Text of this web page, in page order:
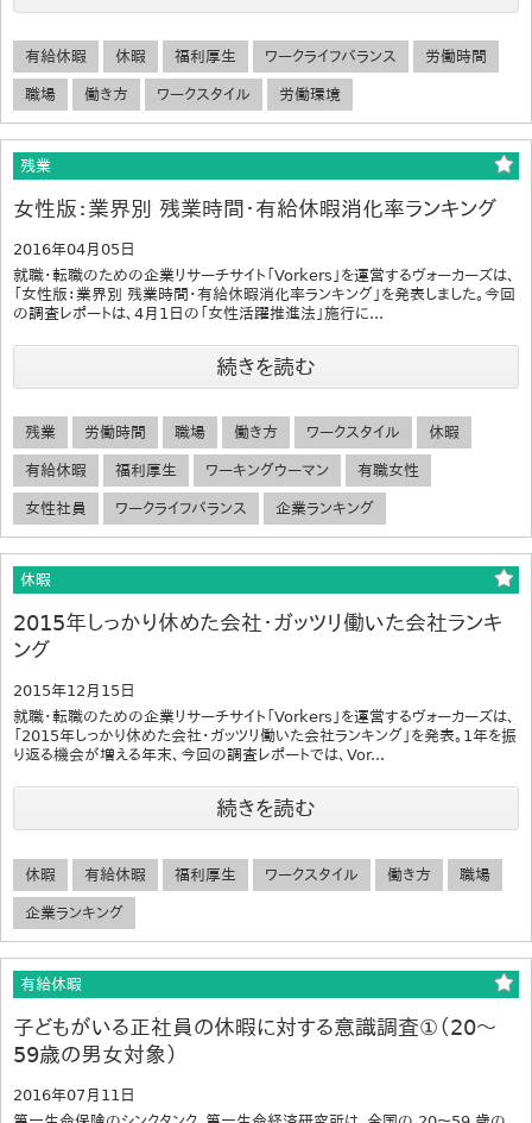
有給休暇 休暇 福利厚生 ワークライフバランス 労働時間
職場 働き方 ワークスタイル 労働環境
残業
女性版：業界別 残業時間・有給休暇消化率ランキング
2016年04月05日
就職・転職のための企業リサーチサイト「Vorkers」を運営するヴォーカーズは、
「女性版：業界別 残業時間・有給休暇消化率ランキング」を発表しました。今回
の調査レポートは、4月1日の「女性活躍推進法」施行に...
続きを読む
残業 労働時間 職場 働き方 ワークスタイル 休暇
有給休暇 福利厚生 ワーキングウーマン 有職女性
女性社員 ワークライフバランス 企業ランキング
休暇
2015年しっかり休めた会社・ガッツリ働いた会社ランキ
ング
2015年12月15日
就職・転職のための企業リサーチサイト「Vorkers」を運営するヴォーカーズは、
「2015年しっかり休めた会社・ガッツリ働いた会社ランキング」を発表。1年を振
り返る機会が増える年末、今回の調査レポートでは、Vor...
続きを読む
休暇 有給休暇 福利厚生 ワークスタイル 働き方 職場
企業ランキング
有給休暇
子どもがいる正社員の休暇に対する意識調査①（20～
59歳の男女対象）
2016年07月11日